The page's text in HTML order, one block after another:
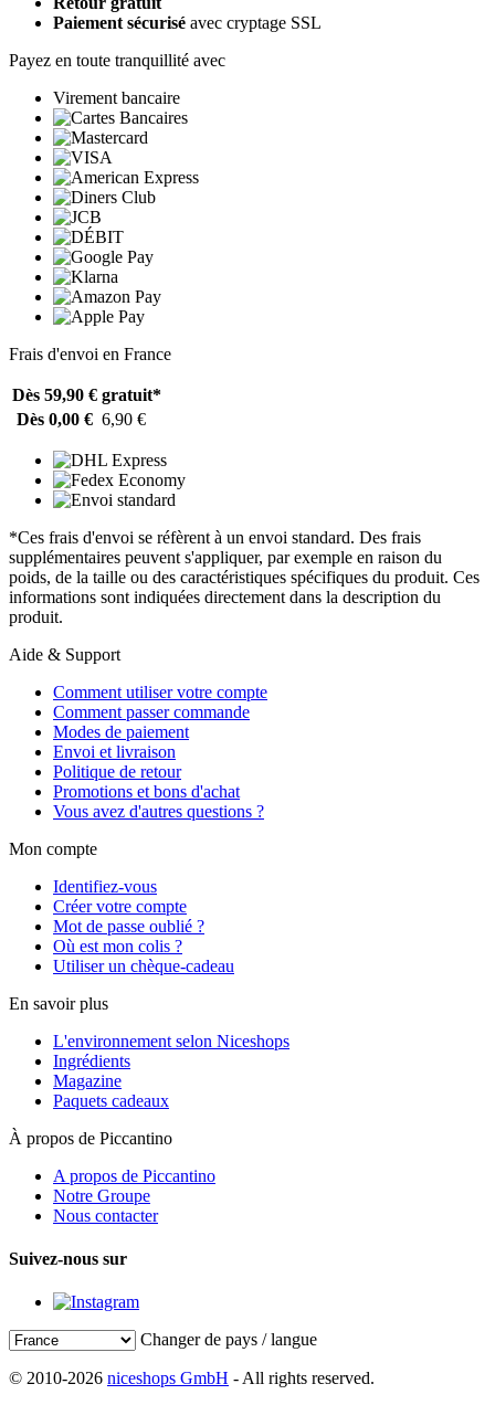
Paiement sécurisé avec cryptage SSL
Payez en toute tranquillité avec
Virement bancaire
Frais d'envoi en France
Dès 59,90 € gratuit*
Dès 0,00 € 6,90 €
*Ces frais d'envoi se réfèrent à un envoi standard. Des frais
supplémentaires peuvent s'appliquer, par exemple en raison du
poids, de la taille ou des caractéristiques spécifiques du produit. Ces
informations sont indiquées directement dans la description du
produit.
Aide & Support
Comment utiliser votre compte
Comment passer commande
Modes de paiement
Envoi et livraison
Politique de retour
Promotions et bons d'achat
Vous avez d'autres questions ?
Mon compte
Identifiez-vous
Créer votre compte
Mot de passe oublié ?
Où est mon colis ?
Utiliser un chèque-cadeau
En savoir plus
L'environnement selon Niceshops
Ingrédients
Magazine
Paquets cadeaux
À propos de Piccantino
A propos de Piccantino
Notre Groupe
Nous contacter
Suivez-nous sur
Changer de pays / langue
© 2010-2026 niceshops GmbH - All rights reserved.